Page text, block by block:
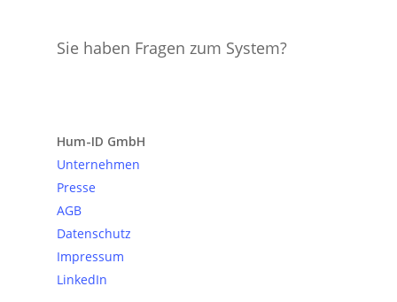
Sie haben Fragen zum System?
Hum-ID GmbH
Unternehmen
Presse
AGB
Datenschutz
Impressum
LinkedIn